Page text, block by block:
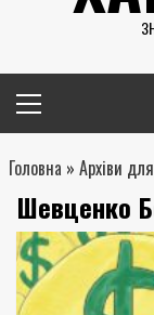
меню
Головна » Архіви
Шевценко